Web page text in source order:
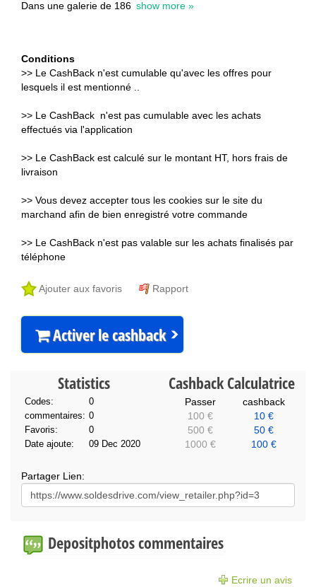
Dans une galerie de 186 show more »
Conditions
>> Le CashBack n'est cumulable qu'avec les offres pour
lesquels il est mentionné ..
>> Le CashBack n'est pas cumulable avec les achats
effectués via l'application
>> Le CashBack est calculé sur le montant HT, hors frais de
livraison
>> Vous devez accepter tous les cookies sur le site du
marchand afin de bien enregistré votre commande
>> Le CashBack n'est pas valable sur les achats finalisés par
téléphone
Ajouter aux favoris Rapport
Activer le cashback
Statistics
Codes:
0
commentaires: 0
Favoris:
0
Date ajoute:
09 Dec 2020
Cashback Calculatrice
Passer
cashback
100 €
10 €
500 €
50 €
1000 €
100 €
Partager Lien:
Depositphotos commentaires
Ecrire un avis